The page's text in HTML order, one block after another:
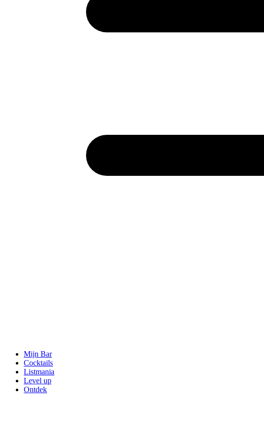
Mijn Bar
Cocktails
Listmania
Level up
Ontdek